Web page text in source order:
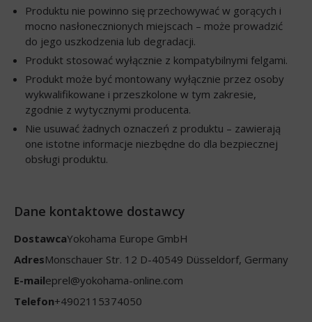
Produktu nie powinno się przechowywać w gorących i
mocno nasłonecznionych miejscach – może prowadzić
do jego uszkodzenia lub degradacji.
Produkt stosować wyłącznie z kompatybilnymi felgami.
Produkt może być montowany wyłącznie przez osoby
wykwalifikowane i przeszkolone w tym zakresie,
zgodnie z wytycznymi producenta.
Nie usuwać żadnych oznaczeń z produktu – zawierają
one istotne informacje niezbędne do dla bezpiecznej
obsługi produktu.
Dane kontaktowe dostawcy
DostawcaYokohama Europe GmbH
AdresMonschauer Str. 12 D-40549 Düsseldorf, Germany
E-maileprel@yokohama-online.com
Telefon+4902115374050